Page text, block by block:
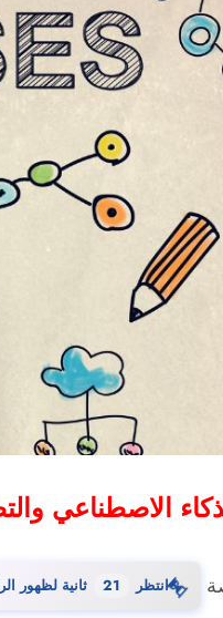
⏳انتظر 19 ثانية لظهور